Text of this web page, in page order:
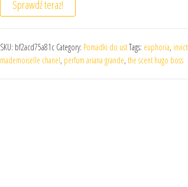
Sprawdź teraz!
SKU: bf2acd75a81c Category: Pomadki do ustTags: euphoria,
mademoiselle chanel, perfum ariana grande, the scent hugo boss